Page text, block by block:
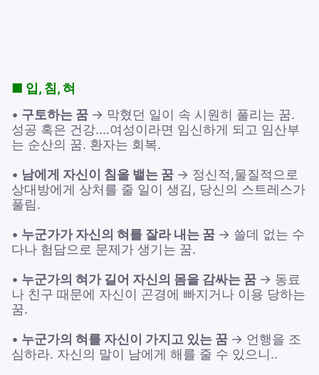
■ 입, 침, 혀
• 구토하는 꿈 → 막혔던 일이 속 시원히 풀리는 꿈.
성공 혹은 건강....여성이라면 임신하게 되고 임산부
는 순산의 꿈. 환자는 회복.
• 남에게 자신이 침을 뱉는 꿈 → 정신적,물질적으로
상대방에게 상처를 줄 일이 생김, 당신의 스트레스가
풀림.
• 누군가가 자신의 혀를 잘라 내는 꿈 → 쓸데 없는 수
다나 험담으로 문제가 생기는 꿈.
• 누군가의 혀가 길어 자신의 몸을 감싸는 꿈 → 동료
나 친구 때문에 자신이 곤경에 빠지거나 이용 당하는
꿈.
• 누군가의 혀를 자신이 가지고 있는 꿈 → 언행을 조
심하라. 자신의 말이 남에게 해를 줄 수 있으니..